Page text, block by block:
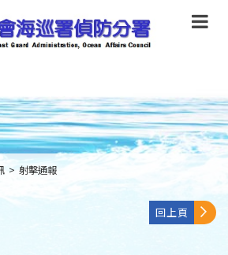
> 射擊通報
回上頁